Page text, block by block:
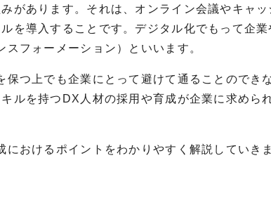
があります。それは、オンライン会議やキャッ
を導入することです。デジタル化でもって企業
スフォーメーション）といいます。
保つ上でも企業にとって避けて通ることのでき
ルを持つ DX 人材の採用や育成が企業に求めら
におけるポイントをわかりやすく解説していき